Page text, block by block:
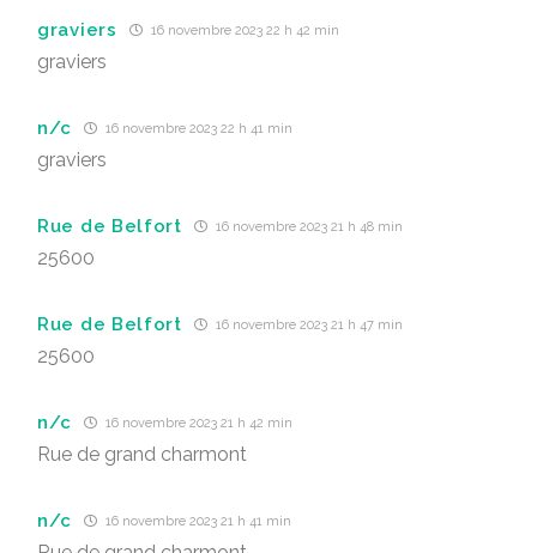
graviers 16 novembre 2023 22 h 42 min
graviers
n/c 16 novembre 2023 22 h 41 min
graviers
Rue de Belfort 16 novembre 2023 21 h 48 min
25600
Rue de Belfort 16 novembre 2023 21 h 47 min
25600
n/c 16 novembre 2023 21 h 42 min
Rue de grand charmont
n/c 16 novembre 2023 21 h 41 min